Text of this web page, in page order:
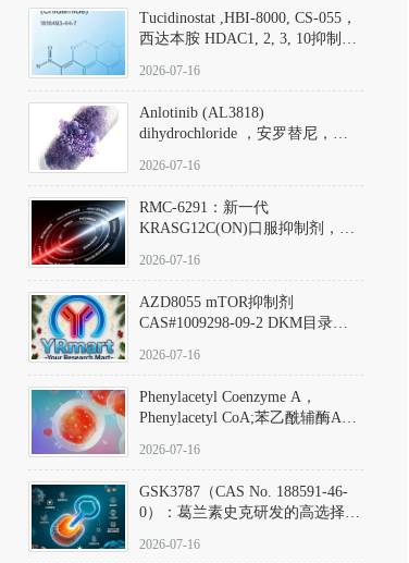
Tucidinostat ,HBI-8000, CS-055，
西达本胺 HDAC1, 2, 3, 10抑制剂
D808567) - DKM活性分子
2026-07-16
Anlotinib (AL3818)
dihydrochloride ，安罗替尼，
Hydrochloride实验方法步骤SOP
2026-07-16
RMC-6291：新一代
KRASG12C(ON)口服抑制剂，
(Elironrasib)CAS#2641998-63-0
2026-07-16
AZD8055 mTOR抑制剂
CAS#1009298-09-2 DKM目录号
激酶抑制剂的深度剖析
2026-07-16
Phenylacetyl Coenzyme A，
Phenylacetyl CoA;苯乙酰辅酶A
2026-07-16
GSK3787（CAS No. 188591-46-
0）：葛兰素史克研发的高选择
抗剂，被广泛视为研究PPARδ核
2026-07-16